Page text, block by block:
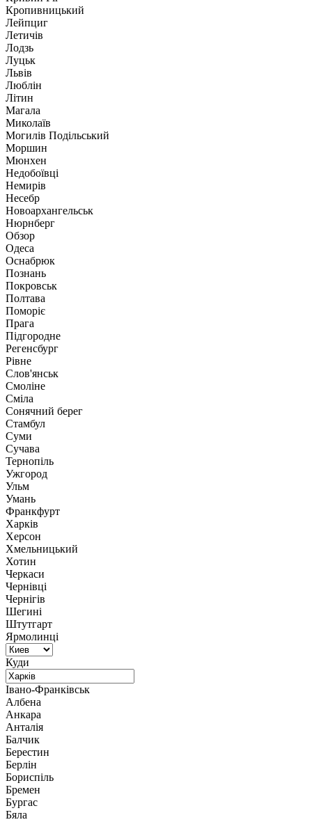
Кропивницький
Лейпциг
Летичів
Лодзь
Луцьк
Львів
Люблін
Літин
Магала
Миколаїв
Могилів Подільський
Моршин
Мюнхен
Недобоївці
Немирів
Несебр
Новоархангельськ
Нюрнберг
Обзор
Одеса
Оснабрюк
Познань
Покровськ
Полтава
Поморіє
Прага
Підгородне
Регенсбург
Рівне
Слов'янськ
Смоліне
Сміла
Сонячний берег
Стамбул
Суми
Сучава
Тернопіль
Ужгород
Ульм
Умань
Франкфурт
Харків
Херсон
Хмельницький
Хотин
Черкаси
Чернівці
Чернігів
Шегині
Штутгарт
Ярмолинці
Куди
Івано-Франківськ
Албена
Анкара
Анталія
Балчик
Берестин
Берлін
Бориспіль
Бремен
Бургас
Бяла